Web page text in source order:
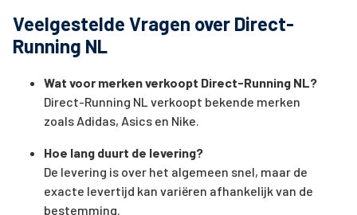
Veelgestelde Vragen over Direct-
Running NL
Wat voor merken verkoopt Direct-Running NL?
Direct-Running NL verkoopt bekende merken
zoals Adidas, Asics en Nike.
Hoe lang duurt de levering?
De levering is over het algemeen snel, maar de
exacte levertijd kan variëren afhankelijk van de
bestemming.